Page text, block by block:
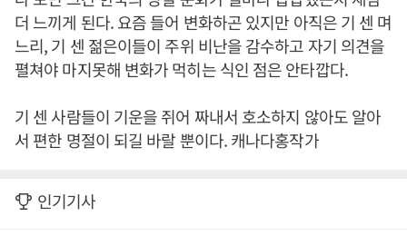
더 느끼게 된다. 요즘 들어 변화하곤 있지만 아직은 기 센 며
느리, 기 센 젊은이들이 주위 비난을 감수하고 자기 의견을
펼쳐야 마지못해 변화가 먹히는 식인 점은 안타깝다.
기 센 사람들이 기운을 쥐어 짜내서 호소하지 않아도 알아
서 편한 명절이 되길 바랄 뿐이다. 캐나다홍작가
인기기사